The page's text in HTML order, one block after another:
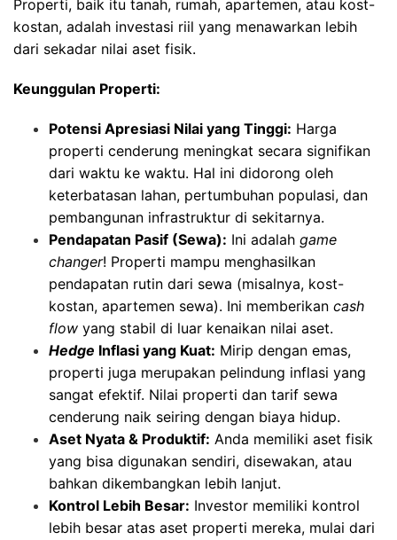
Properti, baik itu tanah, rumah, apartemen, atau kost-
kostan, adalah investasi riil yang menawarkan lebih
dari sekadar nilai aset fisik.
Keunggulan Properti:
Potensi Apresiasi Nilai yang Tinggi: Harga
properti cenderung meningkat secara signifikan
dari waktu ke waktu. Hal ini didorong oleh
keterbatasan lahan, pertumbuhan populasi, dan
pembangunan infrastruktur di sekitarnya.
Pendapatan Pasif (Sewa): Ini adalah game
changer! Properti mampu menghasilkan
pendapatan rutin dari sewa (misalnya, kost-
kostan, apartemen sewa). Ini memberikan cash
flow yang stabil di luar kenaikan nilai aset.
Hedge Inflasi yang Kuat: Mirip dengan emas,
properti juga merupakan pelindung inflasi yang
sangat efektif. Nilai properti dan tarif sewa
cenderung naik seiring dengan biaya hidup.
Aset Nyata & Produktif: Anda memiliki aset fisik
yang bisa digunakan sendiri, disewakan, atau
bahkan dikembangkan lebih lanjut.
Kontrol Lebih Besar: Investor memiliki kontrol
lebih besar atas aset properti mereka, mulai dari